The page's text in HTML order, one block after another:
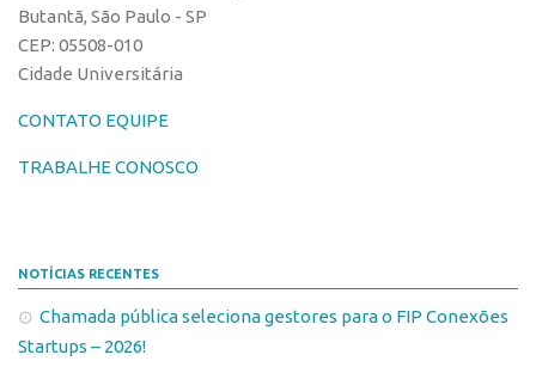
CEPIDs
CEPIX
Eventos
Bússola da Inovação
Agenda AUSPIN
Butantã, São Paulo - SP
CEP: 05508-010
Cidade Universitária
CONTATO EQUIPE
TRABALHE CONOSCO
NOTÍCIAS RECENTES
Chamada pública seleciona gestores para o FIP Conexões
Startups – 2026!